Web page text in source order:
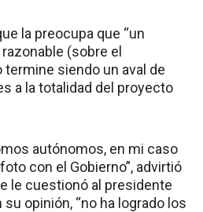
la preocupa que “un
(sobre el
siendo un aval de
a la totalidad del proyecto
autónomos, en mi caso
con el Gobierno”, advirtió
le cuestionó al presidente
opinión, “no ha logrado los